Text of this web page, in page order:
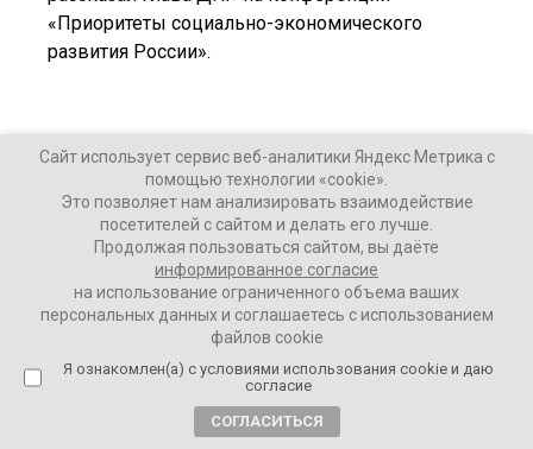
«Приоритеты социально-экономического
развития России».
Ваши Новости
24 ноября 2025
ПОДЕЛИТЬСЯ
Денис Пушилин Донбасс
Сайт использует сервис веб-аналитики Яндекс Метрика с
помощью технологии «cookie».
Это позволяет нам анализировать взаимодействие
посетителей с сайтом и делать его лучше.
Продолжая пользоваться сайтом, вы даёте
информированное согласие
на использование ограниченного объема ваших
персональных данных и соглашаетесь с использованием
файлов cookie
Я ознакомлен(а) с условиями использования cookie и даю
согласие
СОГЛАСИТЬСЯ